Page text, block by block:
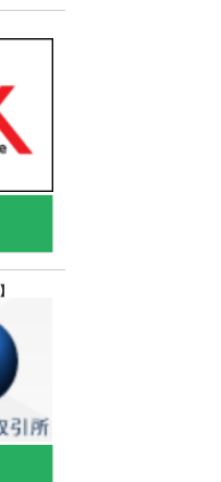
】